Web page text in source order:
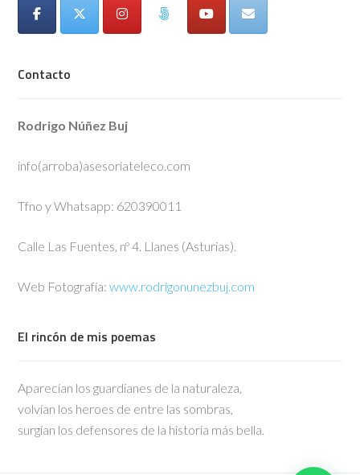
Contacto
Rodrigo Núñez Buj
info(arroba)asesoriateleco.com
Tfno y Whatsapp: 620390011
Calle Las Fuentes, nº 4. Llanes (Asturias).
Web Fotografía:www.rodrigonunezbuj.com
El rincón de mis poemas
Aparecían los guardianes de la naturaleza,
volvían los heroes de entre las sombras,
surgían los defensores de la historia más bella.